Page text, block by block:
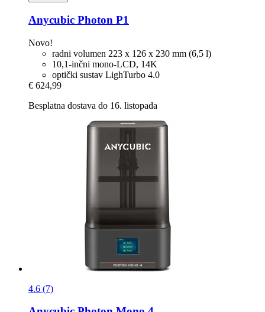
Anycubic Photon P1
Novo!
radni volumen 223 x 126 x 230 mm (6,5 l)
10,1-inčni mono-LCD, 14K
optički sustav LighTurbo 4.0
€ 624,99
Besplatna dostava do 16. listopada
4.6 (7)